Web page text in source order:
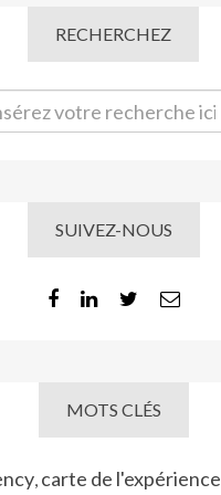
RECHERCHEZ
SUIVEZ-NOUS
MOTS CLÉS
, carte de l'expérience